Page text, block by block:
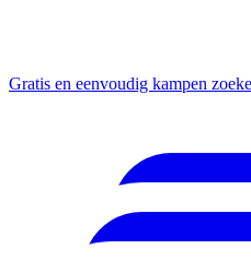
Gratis en eenvoudig kampen